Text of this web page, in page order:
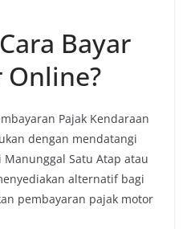
Bayar
Online?
Pajak Kendaraan
dengan mendatangi
Satu Atap atau
alternatif bagi
pembayaran pajak motor